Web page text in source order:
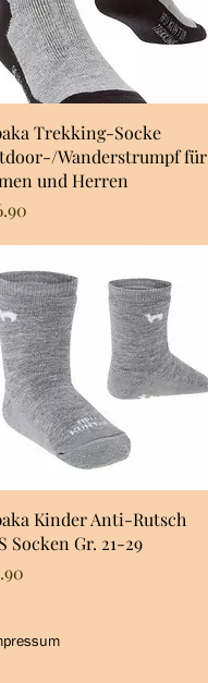
Quick View
Trekking-Socke
Wanderstrumpf für
und Herren
Quick View
Kinder Anti-Rutsch
Socken Gr. 21-29